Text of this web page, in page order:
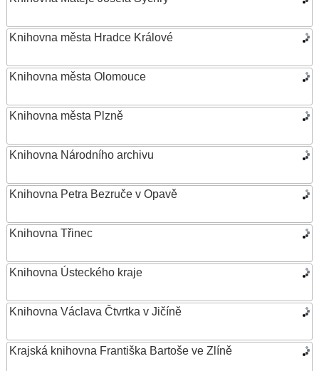
Knihovna města Hradce Králové
Knihovna města Olomouce
Knihovna města Plzně
Knihovna Národního archivu
Knihovna Petra Bezruče v Opavě
Knihovna Třinec
Knihovna Ústeckého kraje
Knihovna Václava Čtvrtka v Jičíně
Krajská knihovna Františka Bartoše ve Zlíně